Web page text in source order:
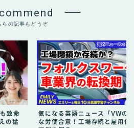
らの記事もどうぞ
致命
の猛
気になる英語ニュース「VWの
な労使合意！工場存続と雇用保